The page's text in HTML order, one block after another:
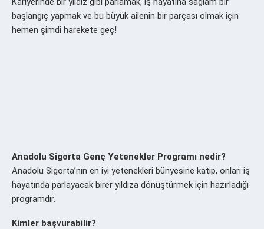
başlangıç yapmak ve bu büyük ailenin bir parçası olmak için
hemen şimdi harekete geç!
Anadolu Sigorta Genç Yetenekler Programı nedir?
Anadolu Sigorta’nın en iyi yetenekleri bünyesine katıp, onları iş
hayatında parlayacak birer yıldıza dönüştürmek için hazırladığı
programdır.
Kimler başvurabilir?